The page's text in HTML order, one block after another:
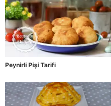
Peynirli Pişi Tarifi